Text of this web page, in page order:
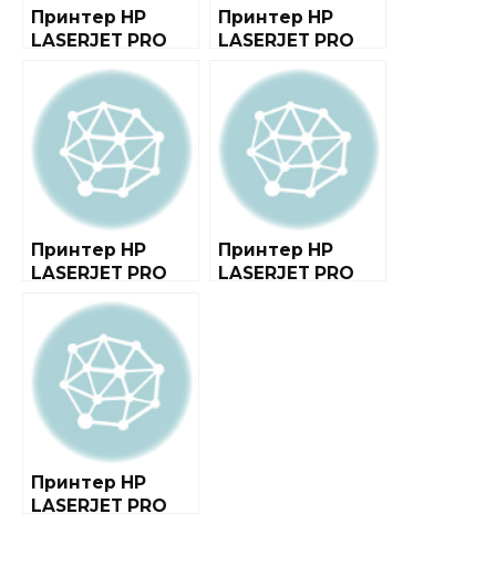
Принтер HP
LASERJET PRO
M276NW
Принтер HP
LASERJET PRO
M251N
Принтер HP
LASERJET PRO
M175A
Принтер HP
LASERJET PRO
Принтер HP
LASERJET PRO